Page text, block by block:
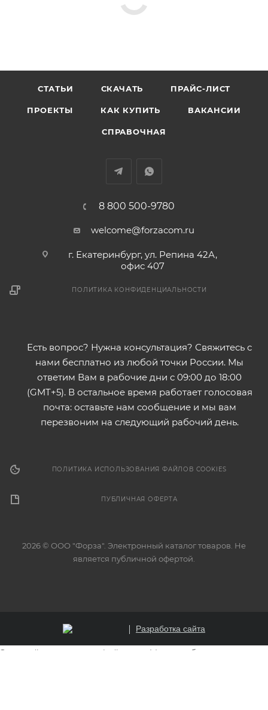
СТАТЬИ СКАЧАТЬ ПРАЙС-ЛИСТ
ПРОЕКТЫ КАК КУПИТЬ ВАКАНСИИ
СПРАВОЧНАЯ
8 800 500-9780
welcome@forzacom.ru
г. Екатеринбург, ул. Репина 42А,
офис 407
ПОЛИТИКА КОНФИДЕНЦИАЛЬНОСТИ
Есть вопрос? Нужна консультация? Свяжитесь с
нами бесплатно из любой точки России. Мы
ответим Вам в рабочие дни с 09:00 до 18:00
(GMT+5). В остальное время работает голосовая
почта: оставьте нам сообщение и мы вам
перезвоним на следующий рабочий день.
ПОЛИТИКА ИСПОЛЬЗОВАНИЯ ФАЙЛОВ COOKIES
ПУБЛИЧНАЯ ОФЕРТА
2026 © ООО "Форза". Электронный каталог товаров. Не
является публичной офертой.
Разработка сайта
Этот сайт использует файлы cookie для обеспечения